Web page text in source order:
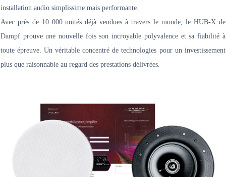
installation audio simplissime mais performante.
Avec près de 10 000 unités déjà vendues à travers le monde, le HUB-X de
Dampf prouve une nouvelle fois son incroyable polyvalence et sa fiabilité à
toute épreuve. Un véritable concentré de technologies pour un investissement
plus que raisonnable au regard des prestations délivrées.